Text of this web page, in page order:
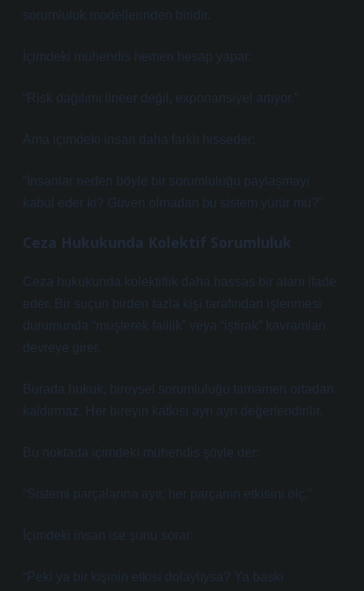
sorumluluk modellerinden biridir.
İçimdeki mühendis hemen hesap yapar:
“Risk dağılımı lineer değil, exponansiyel artıyor.”
Ama içimdeki insan daha farklı hisseder:
“İnsanlar neden böyle bir sorumluluğu paylaşmayı
kabul eder ki? Güven olmadan bu sistem yürür mü?”
Ceza Hukukunda Kolektif Sorumluluk
Ceza hukukunda kolektiflik daha hassas bir alanı ifade
eder. Bir suçun birden fazla kişi tarafından işlenmesi
durumunda “müşterek faillik” veya “iştirak” kavramları
devreye girer.
Burada hukuk, bireysel sorumluluğu tamamen ortadan
kaldırmaz. Her bireyin katkısı ayrı ayrı değerlendirilir.
Bu noktada içimdeki mühendis şöyle der:
“Sistemi parçalarına ayır, her parçanın etkisini ölç.”
İçimdeki insan ise şunu sorar:
“Peki ya bir kişinin etkisi dolaylıysa? Ya baskı